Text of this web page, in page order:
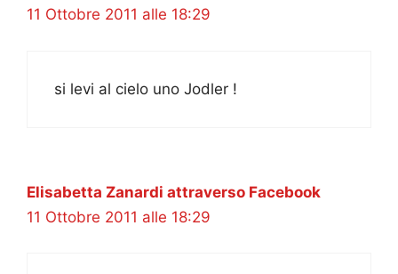
11 Ottobre 2011 alle 18:29
si levi al cielo uno Jodler !
Elisabetta Zanardi attraverso Facebook
11 Ottobre 2011 alle 18:29